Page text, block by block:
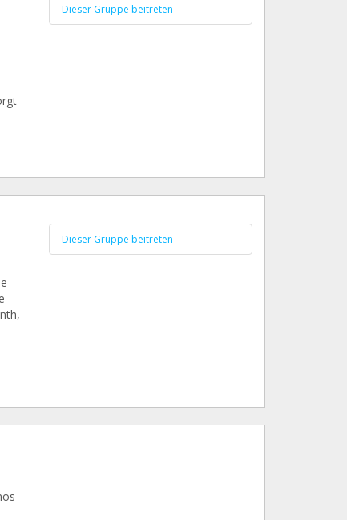
Dieser Gruppe beitreten
Dieser Gruppe beitreten